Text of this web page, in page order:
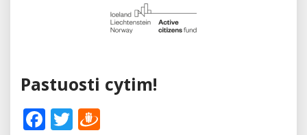
Pastuosti cytim!
Facebook
Twitter